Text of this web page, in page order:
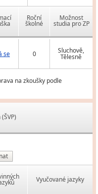
Roční
školné
Možnost
studia pro ZP
se 0 Sluchově,
Tělesně
na zkoušky podle
Vyučované jazyky